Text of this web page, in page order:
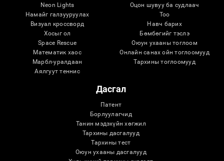
Neon Lights
Намайг галзууруулах
Визуал кроссворд
Хосыг ол
Space Rescue
Математик хаос
Марбл-уралдаан
Аялгуут теннис
Оцон шувуу ба судлаач
Тоо
Навч барих
Бөмбөгийг тэслэ
Оюун ухааны тоглоом
Онлайн санах ойн тоглоомууд
Тархины тоглоомууд
Дасгал
Патент
Борлуулагчид
Танин мэдэхүйн хөгжил
Тархины дасгалууд
Тархины тест
Оюун ухааны дасгалууд